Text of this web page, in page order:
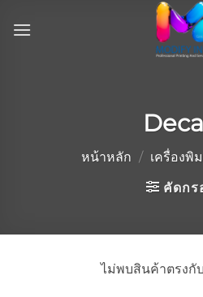
หน้าหลัก / เครื่องพิ
คัดกร
ไม่พบสินค้าตรงกั